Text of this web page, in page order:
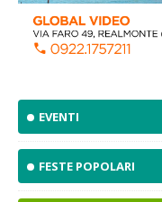
EVENTI
FESTE POPOLARI